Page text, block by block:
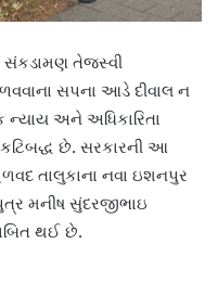
સંકડામણ તેજસ્વી
સપના આડે દીવાલ ન
ન્યાય અને અધિકારિતા
છે. સરકારની આ
તાલુકાના નવા ઇશનપુર
મનીષ સુંદરજીભાઇ
થઈ છે.